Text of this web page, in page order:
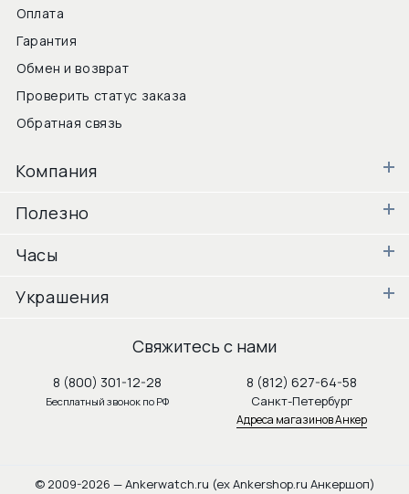
Оплата
Гарантия
Обмен и возврат
Проверить статус заказа
Обратная связь
Компания
Полезно
Часы
Украшения
Свяжитесь с нами
8 (800) 301-12-28
Бесплатный звонок по РФ
8 (812) 627-64-58
Санкт-Петербург
Адреса магазинов Анкер
© 2009-2026 — Ankerwatch.ru (ex Ankershop.ru Анкершоп)